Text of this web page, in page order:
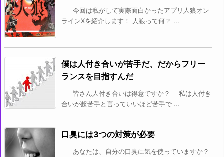
今回は私がして実際面白かったアプリ人狼オン
ラインXを紹介します！ 人狼って何？ ...
僕は人付き合いが苦手だ、だからフリー
ランスを目指すんだ
皆さん人付き合いは得意ですか？ 私は人付き
合いが超苦手と言っていいほど苦手で ...
口臭には3つの対策が必要
あなたは、自分の口臭に気を使っていますか？